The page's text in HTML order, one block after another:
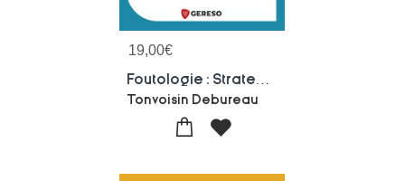
19,00€
Tonvoisin Debureau